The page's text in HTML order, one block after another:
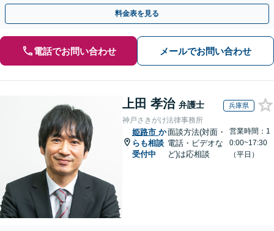
するトラブル全般の解決に豊富な経験あり。
料金表を見る
電話でお問い合わせ メールでお問い合わせ
上田 孝治 弁護士 兵庫県
神戸さきがけ法律事務所
姫路市 か
らも相談
受付中
面談方法(対面・
電話・ビデオな
ど)は応相談
営業時間：1
0:00~17:30
（平日）